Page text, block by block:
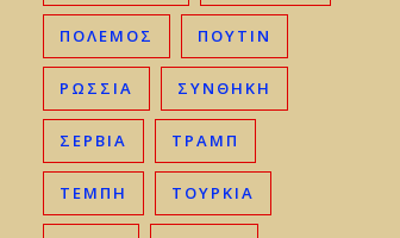
ΠΟΛΕΜΟΣ ΠΟΥΤΙΝ
ΡΩΣΣΊΑ ΣΥΝΘΗΚΗ
ΣΕΡΒΊΑ ΤΡΑΜΠ
ΤΈΜΠΗ ΤΟΥΡΚΊΑ